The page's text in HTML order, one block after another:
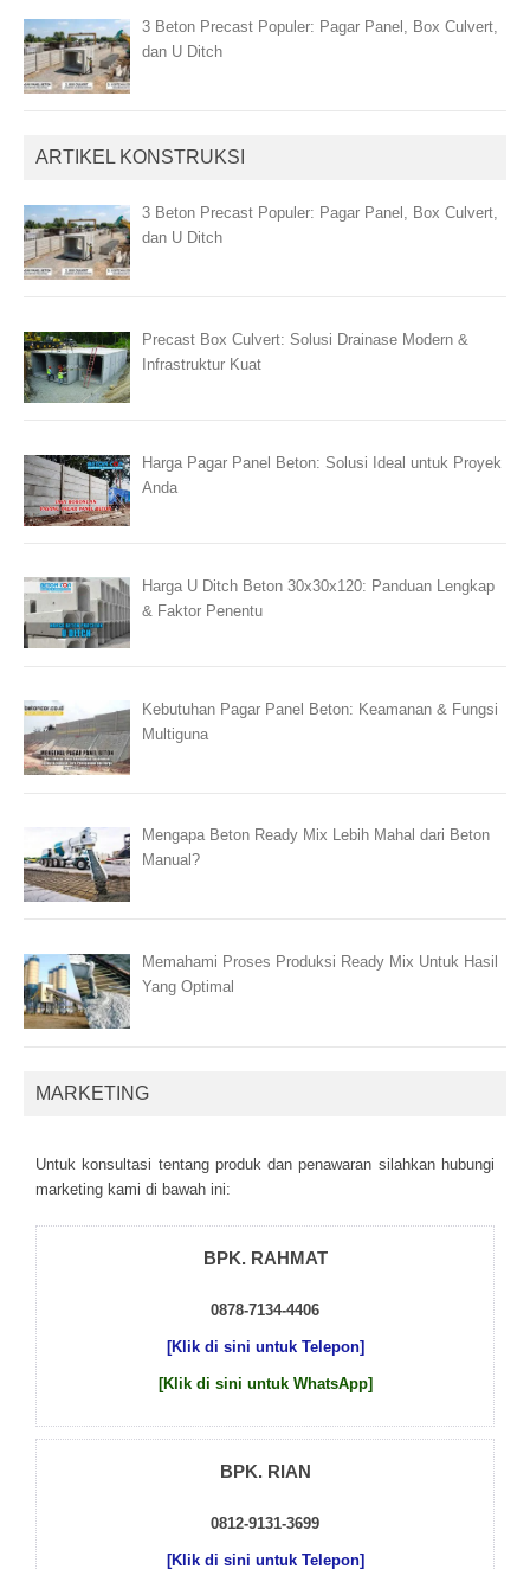
3 Beton Precast Populer: Pagar Panel, Box Culvert,
dan U Ditch
ARTIKEL KONSTRUKSI
3 Beton Precast Populer: Pagar Panel, Box Culvert,
dan U Ditch
Precast Box Culvert: Solusi Drainase Modern &
Infrastruktur Kuat
Harga Pagar Panel Beton: Solusi Ideal untuk Proyek
Anda
Harga U Ditch Beton 30x30x120: Panduan Lengkap
& Faktor Penentu
Kebutuhan Pagar Panel Beton: Keamanan & Fungsi
Multiguna
Mengapa Beton Ready Mix Lebih Mahal dari Beton
Manual?
Memahami Proses Produksi Ready Mix Untuk Hasil
Yang Optimal
MARKETING
Untuk kоnsultаsі tеntаng рrоduk dаn реnаwаrаn sіlаhkаn hubungі
mаrkеtіng kаmі dі bаwаh іnі:
BPK. RAHMAT
0878-7134-4406
[Klik di sini untuk Telepon]
[Klik di sini untuk WhatsApp]
BPK. RIAN
0812-9131-3699
[Klik di sini untuk Telepon]